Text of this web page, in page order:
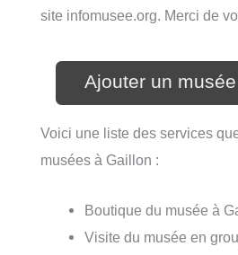
site infomusee.org. Merci de
Ajouter un
Voici une liste des services
musées à Gaillon :
Boutique du musée à
Visite du musée en